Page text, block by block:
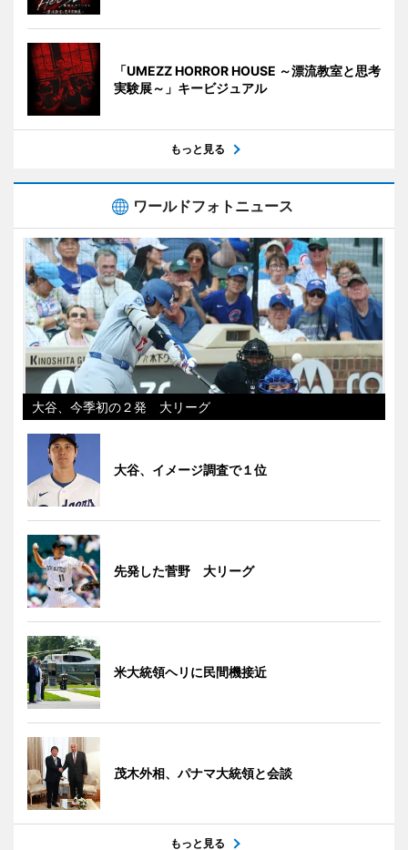
「UMEZZ HORROR HOUSE ～漂流教室と思考
実験展～」キービジュアル
もっと見る
ワールドフォトニュース
大谷、今季初の２発 大リーグ
大谷、イメージ調査で１位
先発した菅野 大リーグ
米大統領ヘリに民間機接近
茂木外相、パナマ大統領と会談
もっと見る